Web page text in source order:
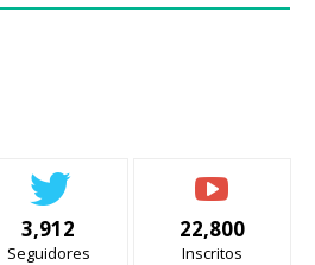
3,912
Seguidores
22,800
Inscritos